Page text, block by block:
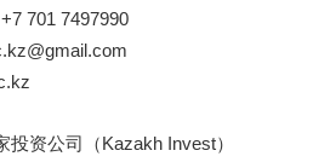
+7 701 7497990
投资公司 （Kazakh Invest）